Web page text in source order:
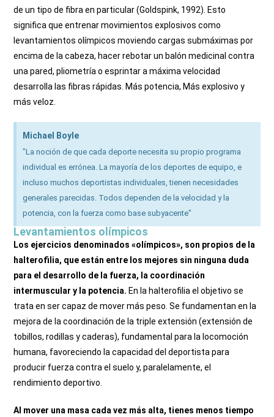
de un tipo de fibra en particular (Goldspink, 1992). Esto
significa que entrenar movimientos explosivos como
levantamientos olímpicos moviendo cargas submáximas por
encima de la cabeza, hacer rebotar un balón medicinal contra
una pared, pliometría o esprintar a máxima velocidad
desarrolla las fibras rápidas. Más potencia, Más explosivo y
más veloz.
Michael Boyle
"La noción de que cada deporte necesita su propio programa
individual es errónea. La mayoría de los deportes de equipo, e
incluso muchos deportistas individuales, tienen necesidades
generales parecidas. Todos dependen de la velocidad y la
potencia, con la fuerza como base subyacente"
Levantamientos olímpicos
Los ejercicios denominados «olímpicos», son propios de la
halterofilia, que están entre los mejores sin ninguna duda
para el desarrollo de la fuerza, la coordinación
intermuscular y la potencia. En la halterofilia el objetivo se
trata en ser capaz de mover más peso. Se fundamentan en la
mejora de la coordinación de la triple extensión (extensión de
tobillos, rodillas y caderas), fundamental para la locomoción
humana, favoreciendo la capacidad del deportista para
producir fuerza contra el suelo y, paralelamente, el
rendimiento deportivo.
Al mover una masa cada vez más alta, tienes menos tiempo